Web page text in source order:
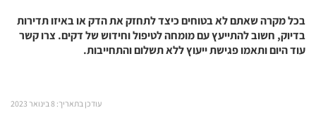
בכל מקרה שאתם לא בטוחים כיצד לתחזק את הדק או באיזו תדירות
בדיוק, חשוב להתייעץ עם מומחה לטיפול וחידוש של דקים. צרו קשר
עוד היום ותאמו פגישת ייעוץ ללא תשלום והתחייבות.
עודכן בתאריך: 8 בינואר 2023